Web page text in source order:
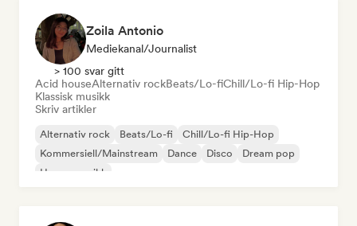
Zoila Antonio
Mediekanal/journalist
> 100 svar gitt
Acid houseAlternativ rockBeats/Lo-fiChill/Lo-fi Hip-Hop
Klassisk musikk
Skriv artikler
Alternativ rock Beats/Lo-fi
Chill/Lo-fi Hip-Hop
Kommersiell/Mainstream
Dance Disco
Dream pop
House-musikk